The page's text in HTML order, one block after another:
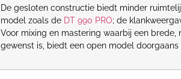
De gesloten constructie biedt minder
model zoals de DT 990 PRO; de
Voor mixing en mastering waarbij een brede,
gewenst is, biedt een open model